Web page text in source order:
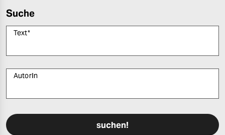
politik
gesellschaft
sport
Suche
Text*
AutorIn